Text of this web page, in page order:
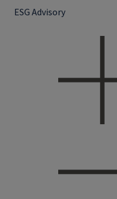
ESG Advisory